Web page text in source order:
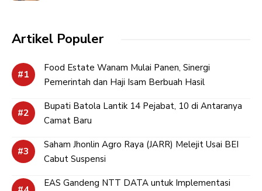
Artikel Populer
Food Estate Wanam Mulai Panen, Sinergi
Pemerintah dan Haji Isam Berbuah Hasil
Bupati Batola Lantik 14 Pejabat, 10 di Antaranya
Camat Baru
Saham Jhonlin Agro Raya (JARR) Melejit Usai BEI
Cabut Suspensi
EAS Gandeng NTT DATA untuk Implementasi